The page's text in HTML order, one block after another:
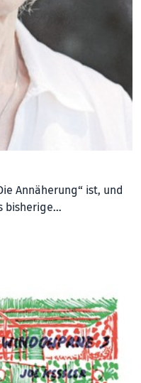
Annäherung“ ist, und
bisherige…